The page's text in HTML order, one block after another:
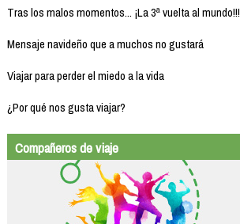
Tras los malos momentos... ¡La 3ª vuelta al mundo!!!
Mensaje navideño que a muchos no gustará
Viajar para perder el miedo a la vida
¿Por qué nos gusta viajar?
Compañeros de viaje